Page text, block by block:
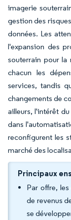
imagerie
gestion des
données. Les
l'expansion des
souterrain pour la
chacun les
services, tandis
changements de
ailleurs, l'intérêt
dans
reconfigurent les
marché des
Principaux
Par offre,
de revenus
se